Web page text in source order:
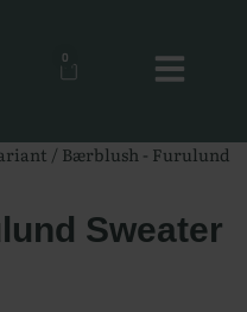
0
/ Bærblush - Furulund
Sweater